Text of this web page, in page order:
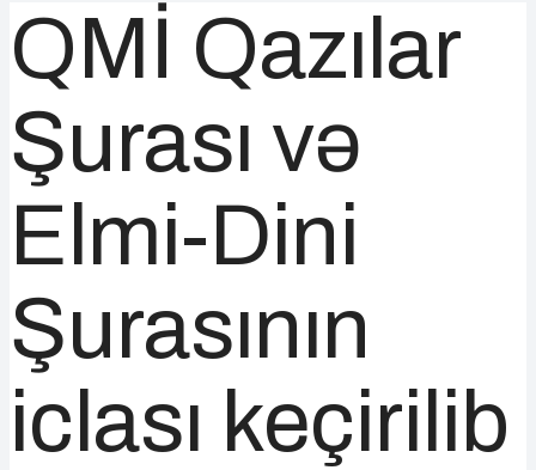
QMİ Qazılar
Şurası və
Elmi-Dini
Şurasının
iclası keçirilib